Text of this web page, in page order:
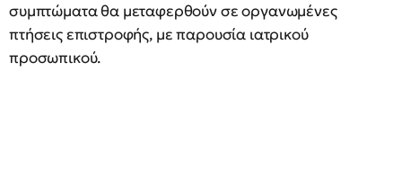
συμπτώματα θα μεταφερθούν σε οργανωμένες
πτήσεις επιστροφής, με παρουσία ιατρικού
προσωπικού.